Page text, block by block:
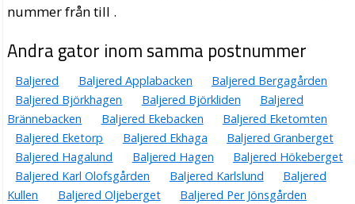
nummer från till .
Andra gator inom samma postnummer
Baljered Baljered Applabacken
Baljered Bergagården
Baljered Björkhagen
Baljered Björkliden
Baljered
Brännebacken
Baljered Ekebacken
Baljered Eketomten
Baljered Eketorp
Baljered Ekhaga
Baljered Granberget
Baljered Hagalund
Baljered Hagen
Baljered Hökeberget
Baljered Karl Olofsgården
Baljered Karlslund
Baljered
Kullen
Baljered Oljeberget
Baljered Per Jönsgården